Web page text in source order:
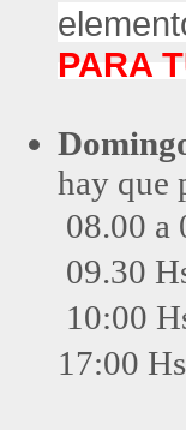
PARA
hay que
08.00 a
09.30
10:00
17:00